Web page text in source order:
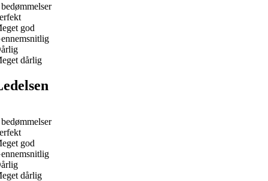
god
dårlig
god
dårlig